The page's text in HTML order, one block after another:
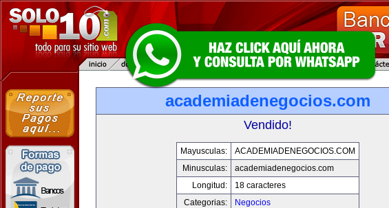
academiadenegocios.com
Vendido!
Mayusculas:
ACADEMIADENEGOCIOS.COM
Minusculas:
academiadenegocios.com
Longitud:
18 caracteres
Categorias:
Negocios